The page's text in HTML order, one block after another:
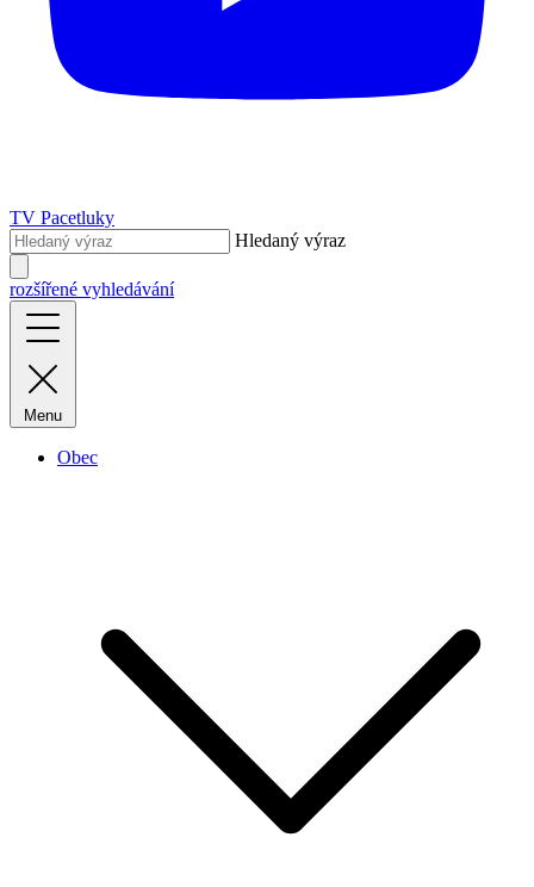
TV Pacetluky
Hledaný výraz
rozšířené vyhledávání
Menu
Obec